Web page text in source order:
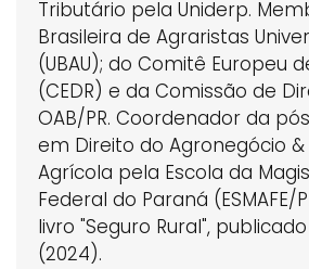
Tributário pela Uniderp.
Brasileira de Agraristas
(UBAU); do Comitê Europeu
(CEDR) e da Comissão de
OAB/PR. Coordenador da
em Direito do Agronegócio &
Agrícola pela Escola da
Federal do Paraná (ESMAFE/
livro "Seguro Rural",
(2024).